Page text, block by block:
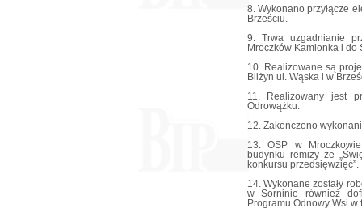
8. Wykonano przyłącze
Brześciu.
9. Trwa uzgadnianie
Mroczków Kamionka i do
10. Realizowane są
Bliżyn ul. Wąska i w
11. Realizowany jest
Odrowążku.
12. Zakończono
13. OSP w
budynku remizy ze
konkursu przedsięwzięć”.
14. Wykonane zostały
w Sorninie również
Programu Odnowy Wsi